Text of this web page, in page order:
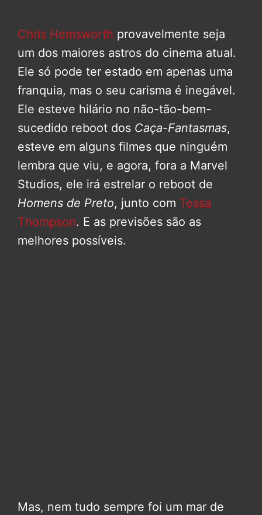
Chris Hemsworth provavelmente seja
um dos maiores astros do cinema atual.
Ele só pode ter estado em apenas uma
franquia, mas o seu carisma é inegável.
Ele esteve hilário no não-tão-bem-
sucedido reboot dos Caça-Fantasmas,
esteve em alguns filmes que ninguém
lembra que viu, e agora, fora a Marvel
Studios, ele irá estrelar o reboot de
Homens de Preto, junto com Tessa
Thompson. E as previsões são as
melhores possíveis.
Mas, nem tudo sempre foi um mar de